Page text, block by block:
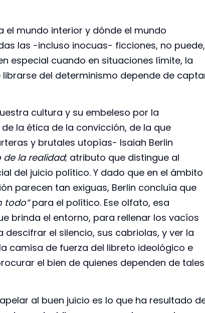
mundo interior y dónde el mundo
las -incluso inocuas- ficciones, no puede,
especial cuando en situaciones límite, la
del determinismo depende de
cultura y su embeleso por la
la ética de la convicción, de la que
y brutales utopías- Isaiah Berlin
de la realidad; atributo que distingue al
del juicio político. Y dado que en el ámbito
parecen tan exiguas, Berlin concluía que
todo”para el político. Ese olfato, esa
brinda el entorno, para rellenar los vacíos
el silencio, sus cabriolas, y ver la
camisa de fuerza del libreto ideológico e
el bien de quienes dependen de tales
al buen juicio es lo que ha resultado